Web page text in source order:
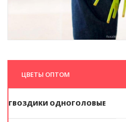
ЦВЕТЫ ОПТОМ
ГВОЗДИКИ ОДНОГОЛОВЫЕ